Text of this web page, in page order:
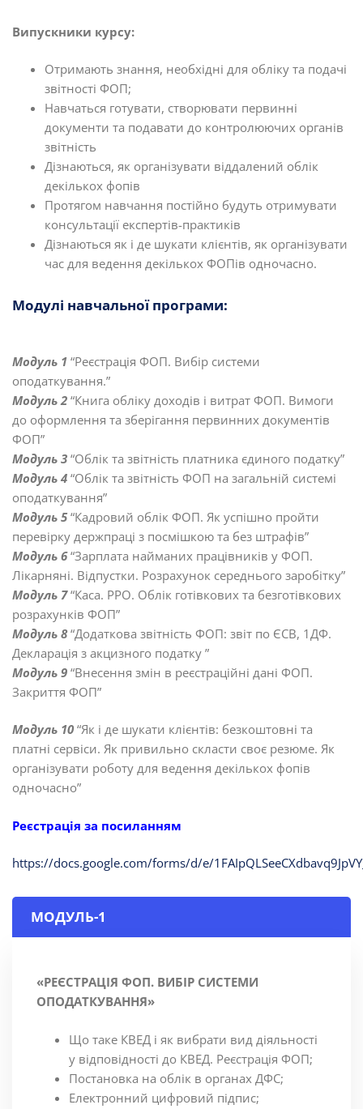
Випускники курсу:
Отримають знання, необхідні для обліку та подачі
звітності ФОП;
Навчаться готувати, створювати первинні
документи та подавати до контролюючих органів
звітність
Дізнаються, як організувати віддалений облік
декількох фопів
Протягом навчання постійно будуть отримувати
консультації експертів-практиків
Дізнаються як і де шукати клієнтів, як організувати
час для ведення декількох ФОПів одночасно.
Модулі навчальної програми:
Модуль 1 “Реєстрація ФОП. Вибір системи
оподаткування.”
Модуль 2 “Книга обліку доходів і витрат ФОП. Вимоги
до оформлення та зберігання первинних документів
ФОП”
Модуль 3 “Облік та звітність платника єдиного податку”
Модуль 4 “Облік та звітність ФОП на загальній системі
оподаткування”
Модуль 5 “Кадровий облік ФОП. Як успішно пройти
перевірку держпраці з посмішкою та без штрафів”
Модуль 6“Зарплата найманих працівників у ФОП.
Лікарняні. Відпустки. Розрахунок середнього заробітку”
Модуль 7“Каса. РРО. Облік готівкових та безготівкових
розрахунків ФОП”
Модуль 8“Додаткова звітність ФОП: звіт по ЄСВ, 1ДФ.
Декларація з акцизного податку ”
Модуль 9 “Внесення змін в реєстраційні дані ФОП.
Закриття ФОП”
Модуль 10 “Як і де шукати клієнтів: безкоштовні та
платні сервіси. Як привильно скласти своє резюме. Як
організувати роботу для ведення декількох фопів
одночасно”
Реєстрація за посиланням
https://docs.google.com/forms/d/e/
МОДУЛЬ-1
«РЕЄСТРАЦІЯ ФОП. ВИБІР СИСТЕМИ
ОПОДАТКУВАННЯ»
Що таке КВЕД і як вибрати вид діяльності
у відповідності до КВЕД. Реєстрація ФОП;
Постановка на облік в органах ДФС;
Електронний цифровий підпис;